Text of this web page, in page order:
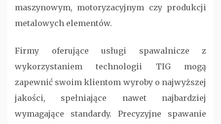
maszynowym, motoryzacyjnym czy produkcji
metalowych elementów.
Firmy oferujące usługi spawalnicze z
wykorzystaniem technologii TIG mogą
zapewnić swoim klientom wyroby o najwyższej
jakości, spełniające nawet najbardziej
wymagające standardy. Precyzyjne spawanie